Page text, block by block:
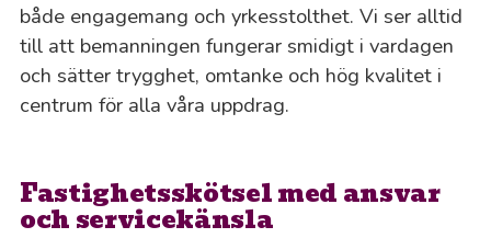
både engagemang och yrkesstolthet. Vi ser alltid
till att bemanningen fungerar smidigt i vardagen
och sätter trygghet, omtanke och hög kvalitet i
centrum för alla våra uppdrag.
Fastighetsskötsel med ansvar
och servicekänsla